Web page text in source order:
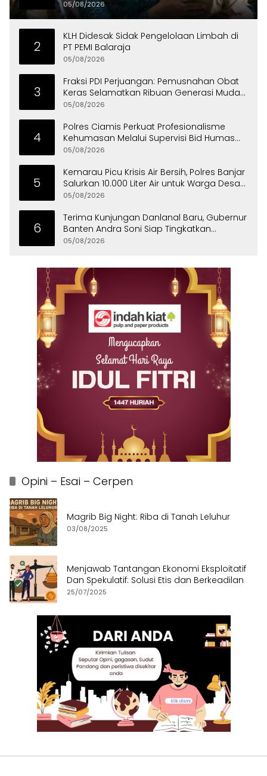
Khusus
05/08/2026
2
KLH Didesak Sidak Pengelolaan Limbah di
PT PEMI Balaraja
05/08/2026
3
Fraksi PDI Perjuangan: Pemusnahan Obat
Keras Selamatkan Ribuan Generasi Muda
Tangsel
05/08/2026
4
Polres Ciamis Perkuat Profesionalisme
Kehumasan Melalui Supervisi Bid Humas
Polda Jabar
05/08/2026
5
Kemarau Picu Krisis Air Bersih, Polres Banjar
Salurkan 10.000 Liter Air untuk Warga Desa
Binangun
05/08/2026
6
Terima Kunjungan Danlanal Baru, Gubernur
Banten Andra Soni Siap Tingkatkan
Kolaborasi
05/08/2026
Opini – Esai – Cerpen
Magrib Big Night: Riba di Tanah Leluhur
03/08/2025
Menjawab Tantangan Ekonomi Eksploitatif
Dan Spekulatif: Solusi Etis dan Berkeadilan
25/07/2025